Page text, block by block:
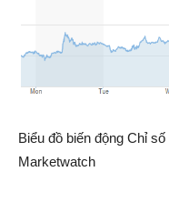
Biểu đồ biến động Chỉ
Marketwatch